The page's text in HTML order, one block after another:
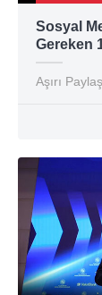
Sosyal
Gereken
Aşırı